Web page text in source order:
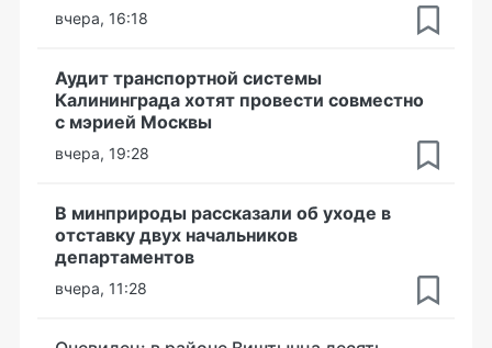
вчера, 16:18
Аудит транспортной системы
Калининграда хотят провести совместно
с мэрией Москвы
вчера, 19:28
В минприроды рассказали об уходе в
отставку двух начальников
департаментов
вчера, 11:28